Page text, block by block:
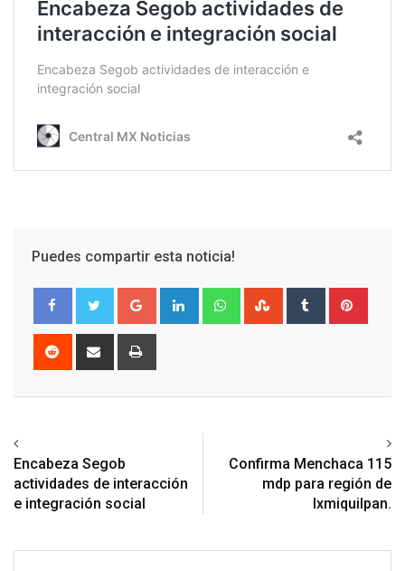
Puedes compartir esta noticia!
Google+ LinkedIn WhatsappStumbleUpon
Tumblr
Reddit
Share
Encabeza Segob
actividades de interacción
e integración social
Confirma Menchaca 115
mdp para región de
Ixmiquilpan.